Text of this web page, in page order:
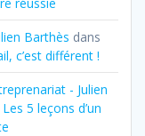
Barthès dans
c’est différent !
- Julien
5 leçons d’un